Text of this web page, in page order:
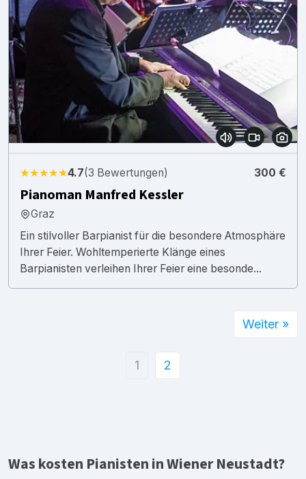
★★★★★4.7(3 Bewertungen) 300 €
Pianoman Manfred Kessler
Graz
Ein stilvoller Barpianist für die besondere Atmosphäre
Ihrer Feier. Wohltemperierte Klänge eines
Barpianisten verleihen Ihrer Feier eine besonde...
1 2
Weiter »
Was kosten Pianisten in Wiener Neustadt?